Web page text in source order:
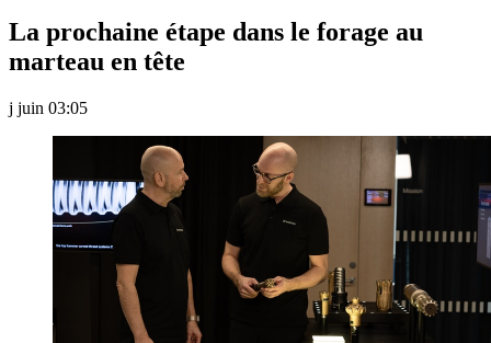
La prochaine étape dans le forage au
marteau en tête
j juin 03:05